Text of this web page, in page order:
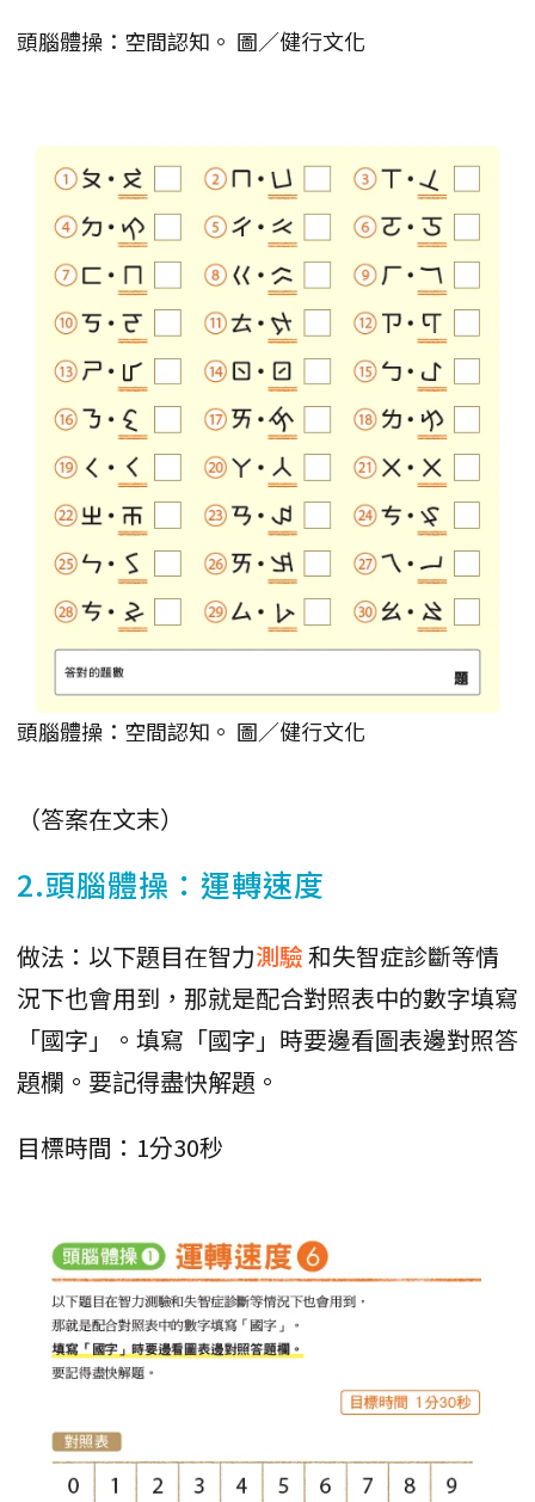
頭腦體操：空間認知。 圖／健行文化
頭腦體操：空間認知。 圖／健行文化
（答案在文末）
2.頭腦體操：運轉速度
做法：以下題目在智力測驗和失智症診斷等情
況下也會用到，那就是配合對照表中的數字填寫
「國字」。填寫「國字」時要邊看圖表邊對照答
題欄。要記得盡快解題。
目標時間：1分30秒